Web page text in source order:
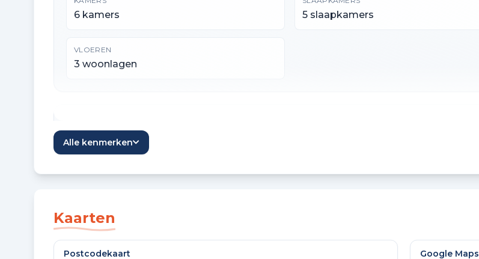
6 kamers 5 slaapkamers
VLOEREN
3 woonlagen
WOONOPPERVLAKTE
1 m²
Alle kenmerken
Kaarten
Postcodekaart Google Maps